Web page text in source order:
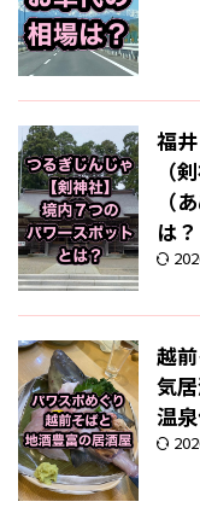
福
（
（
は？
越
気
温